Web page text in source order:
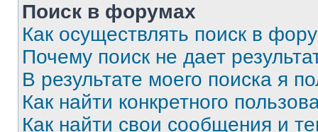
Поиск в форумах
Как осуществлять поиск в
Почему поиск не дает
В результате моего поиска я
Как найти конкретного
Как найти свои сообщения и